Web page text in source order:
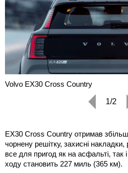
Volvo EX30 Cross Country
1/2
EX30 Cross Country отримав
чорнену решітку, захисні накладки,
все для пригод як на асфальті, так
ходу становить 227 миль (365 км).